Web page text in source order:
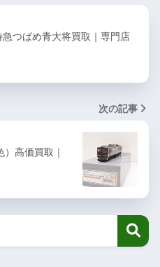
つばめ青大将買取｜専門店
次の記事
高価買取｜